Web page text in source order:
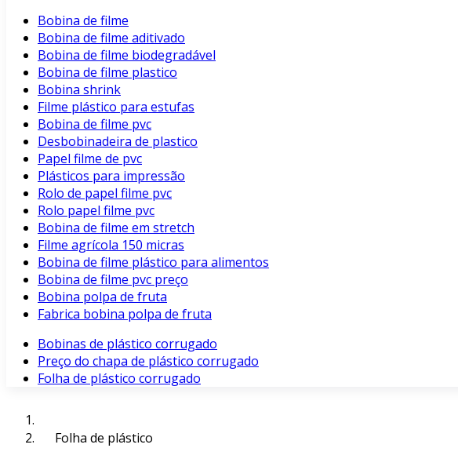
Bobina de filme
Bobina de filme aditivado
Bobina de filme biodegradável
Bobina de filme plastico
Bobina shrink
Filme plástico para estufas
Bobina de filme pvc
Desbobinadeira de plastico
Papel filme de pvc
Plásticos para impressão
Rolo de papel filme pvc
Rolo papel filme pvc
Bobina de filme em stretch
Filme agrícola 150 micras
Bobina de filme plástico para alimentos
Bobina de filme pvc preço
Bobina polpa de fruta
Fabrica bobina polpa de fruta
Bobinas de plástico corrugado
Preço do chapa de plástico corrugado
Folha de plástico corrugado
Folha de plástico